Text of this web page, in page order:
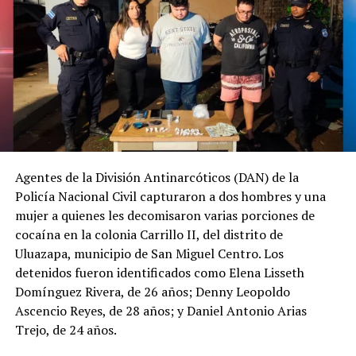
Agentes de la División Antinarcóticos (DAN) de la
Policía Nacional Civil capturaron a dos hombres y una
mujer a quienes les decomisaron varias porciones de
cocaína en la colonia Carrillo II, del distrito de
Uluazapa, municipio de San Miguel Centro. Los
detenidos fueron identificados como Elena Lisseth
Domínguez Rivera, de 26 años; Denny Leopoldo
Ascencio Reyes, de 28 años; y Daniel Antonio Arias
Trejo, de 24 años.